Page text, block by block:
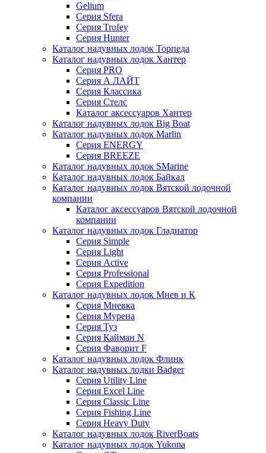
Gelium
Серия Sfera
Серия Trofey
Серия Hunter
Каталог надувных лодок Торпеда
Каталог надувных лодок Хантер
Серия PRO
Серия А ЛАЙТ
Серия Классика
Серия Стелс
Каталог аксессуаров Хантер
Каталог надувных лодок Big Boat
Каталог надувных лодок Marlin
Серия ENERGY
Серия BREEZE
Каталог надувных лодок SMarine
Каталог надувных лодок Байкал
Каталог надувных лодок Вятской лодочной
компании
Каталог аксессуаров Вятской лодочной
компании
Каталог надувных лодок Гладиатор
Серия Simple
Серия Light
Серия Active
Серия Professional
Серия Expedition
Каталог надувных лодок Мнев и К
Серия Мневка
Серия Мурена
Серия Туз
Серия Кайман N
Серия Фаворит F
Каталог надувных лодок Флинк
Каталог надувных лодки Badger
Серия Utility Line
Серия Excel Line
Серия Classic Line
Серия Fishing Line
Серия Heavy Duty
Каталог надувных лодок RiverBoats
Каталог надувных лодок Yukona